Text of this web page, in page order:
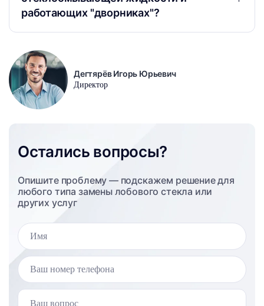
работающих "дворниках"?
Дегтярёв Игорь Юрьевич
Директор
Остались вопросы?
Опишите проблему — подскажем решение для
любого типа замены лобового стекла или
других услуг